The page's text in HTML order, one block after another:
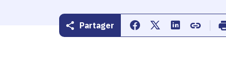
Partager Partager sur Facebook
Partager sur
Partager sur
Copier